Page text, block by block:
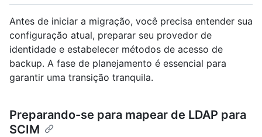
Antes de iniciar a migração, você precisa entender sua
configuração atual, preparar seu provedor de
identidade e estabelecer métodos de acesso de
backup. A fase de planejamento é essencial para
garantir uma transição tranquila.
Preparando-se para mapear de LDAP para
SCIM